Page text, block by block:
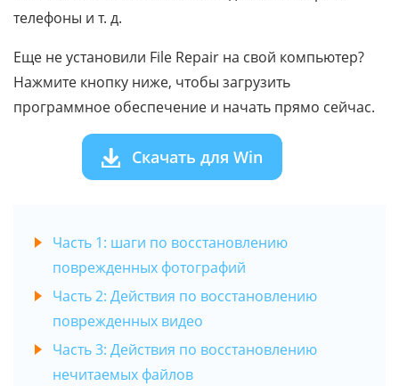
телефоны и т. д.
Еще не установили File Repair на свой компьютер?
Нажмите кнопку ниже, чтобы загрузить
программное обеспечение и начать прямо сейчас.
Скачать для Win
Часть 1: шаги по восстановлению
поврежденных фотографий
Часть 2: Действия по восстановлению
поврежденных видео
Часть 3: Действия по восстановлению
нечитаемых файлов